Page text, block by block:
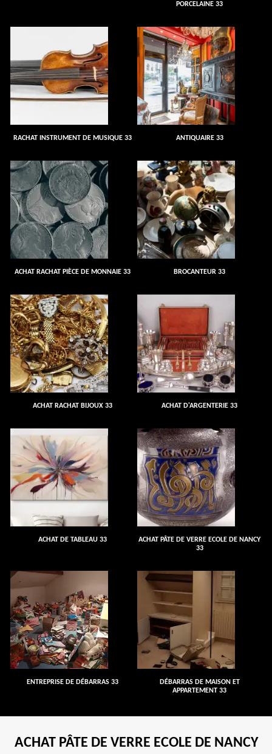
PORCELAINE 33
RACHAT INSTRUMENT DE MUSIQUE 33 ANTIQUAIRE 33
ACHAT RACHAT PIÈCE DE MONNAIE 33 BROCANTEUR 33
ACHAT RACHAT BIJOUX 33 ACHAT D'ARGENTERIE 33
ACHAT DE TABLEAU 33
ACHAT PÂTE DE VERRE ECOLE DE NANCY
33
ENTREPRISE DE DÉBARRAS 33
DÉBARRAS DE MAISON ET
APPARTEMENT 33
ACHAT PÂTE DE VERRE ECOLE DE NANCY